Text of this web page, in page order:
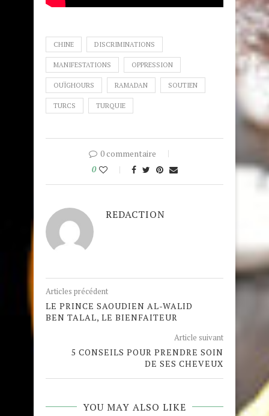
CHINE DISCRIMINATIONS
MANIFESTATIONS OPPRESSION
OUÏGHOURS RAMADAN SOUTIEN
TURCS TURQUIE
0 commentaire
0
REDACTION
Articles précédent
LE PRINCE SAOUDIEN AL-WALID
BEN TALAL, LE BIENFAITEUR
Article suivant
5 CONSEILS POUR PRENDRE SOIN
DE SES CHEVEUX
YOU MAY ALSO LIKE